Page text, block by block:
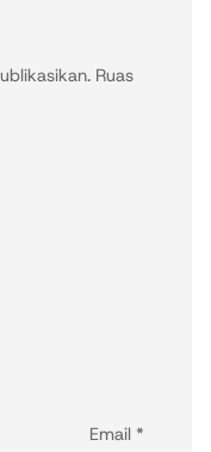
Ruas
Email *